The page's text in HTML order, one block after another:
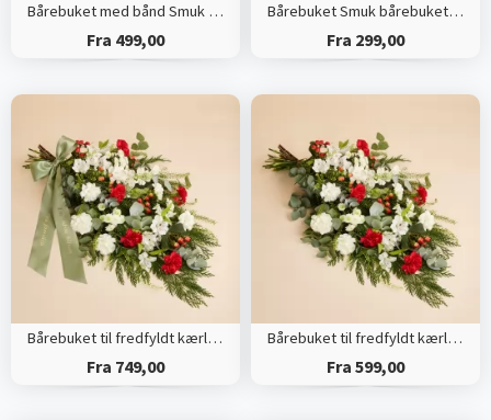
Bårebuket med bånd Smuk bårebuket med årstidens blomster
Fra 499,00
Bårebuket Smuk bårebuket med årstidens blomster
Fra 299,00
Bårebuket til fredfyldt kærlighed med bånd
Fra 749,00
Bårebuket til fredfyldt kærlighed
Fra 599,00